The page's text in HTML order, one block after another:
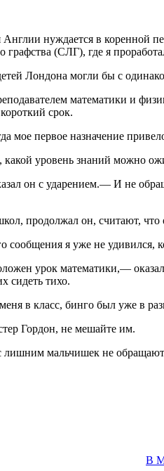
Англии нуждается в коренной
графства (СЛГ), где я
Лондона могли бы с
математики и
срок.
мое первое назначение
какой уровень знаний можно
он с ударением.— И не
продолжал он, считают, что
сообщения я уже не удивился,
урок математики,—
сидеть тихо.
в класс, бинго был уже в
Гордон, не мешайте им.
лишним мальчишек не
В